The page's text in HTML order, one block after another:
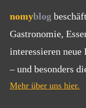
nomyblog
Gastronomie,
interessieren neue
– und besonders
Mehr über uns hier.